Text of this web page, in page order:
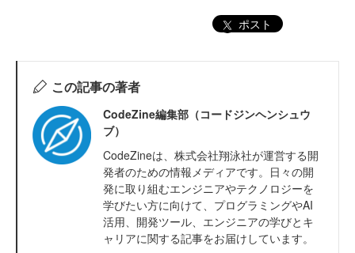
ポスト
この記事の著者
CodeZine編集部（コードジンヘンシュウ
ブ）
CodeZineは、株式会社翔泳社が運営する開
発者のための情報メディアです。日々の開
発に取り組むエンジニアやテクノロジーを
学びたい方に向けて、プログラミングやAI
活用、開発ツール、エンジニアの学びとキ
ャリアに関する記事をお届けしています。